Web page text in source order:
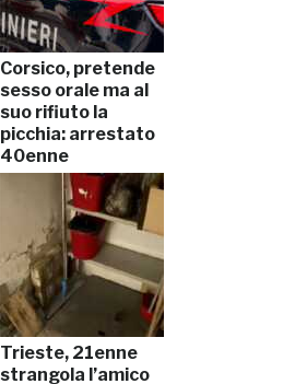
Corsico, pretende
sesso orale ma al
suo rifiuto la
picchia: arrestato
40enne
Trieste, 21enne
strangola l’amico